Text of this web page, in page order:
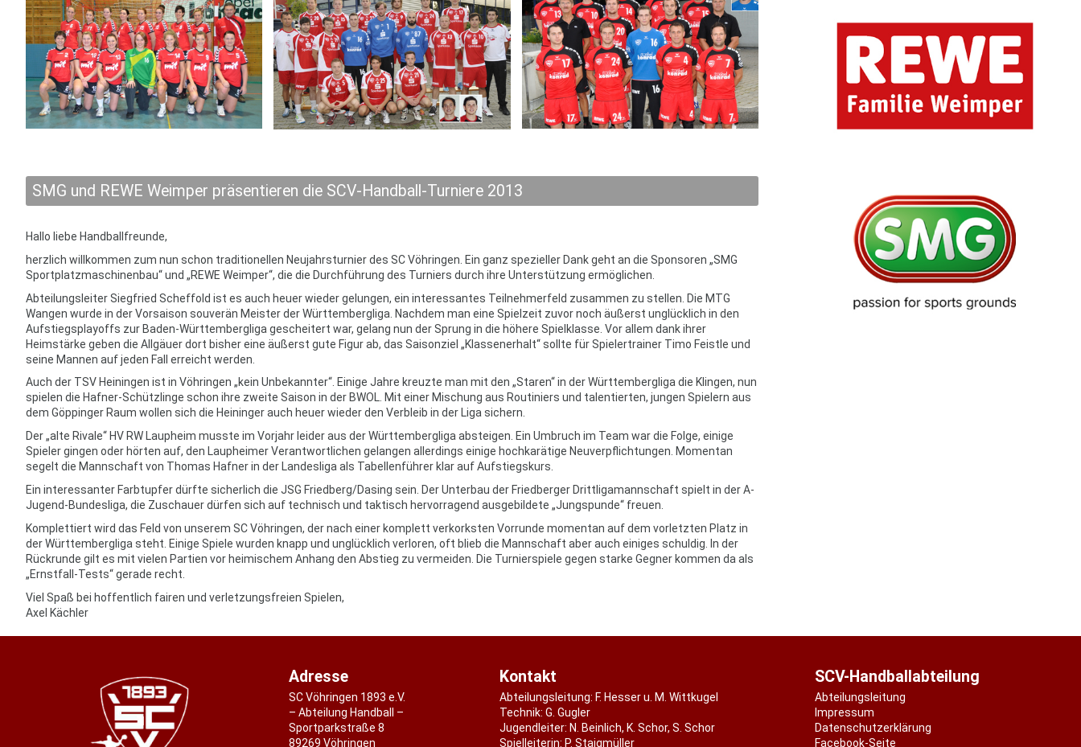
SMG und REWE Weimper präsentieren die SCV-Handball-Turniere 2013
Hallo liebe Handballfreunde,
herzlich willkommen zum nun schon traditionellen Neujahrsturnier des SC Vöhringen. Ein ganz spezieller Dank geht an die Sponsoren „SMG
Sportplatzmaschinenbau“ und „REWE Weimper“, die die Durchführung des Turniers durch ihre Unterstützung ermöglichen.
Abteilungsleiter Siegfried Scheffold ist es auch heuer wieder gelungen, ein interessantes Teilnehmerfeld zusammen zu stellen. Die MTG
Wangen wurde in der Vorsaison souverän Meister der Württembergliga. Nachdem man eine Spielzeit zuvor noch äußerst unglücklich in den
Aufstiegsplayoffs zur Baden-Württembergliga gescheitert war, gelang nun der Sprung in die höhere Spielklasse. Vor allem dank ihrer
Heimstärke geben die Allgäuer dort bisher eine äußerst gute Figur ab, das Saisonziel „Klassenerhalt“ sollte für Spielertrainer Timo Feistle und
seine Mannen auf jeden Fall erreicht werden.
Auch der TSV Heiningen ist in Vöhringen „kein Unbekannter“. Einige Jahre kreuzte man mit den „Staren“ in der Württembergliga die Klingen, nun
spielen die Hafner-Schützlinge schon ihre zweite Saison in der BWOL. Mit einer Mischung aus Routiniers und talentierten, jungen Spielern aus
dem Göppinger Raum wollen sich die Heininger auch heuer wieder den Verbleib in der Liga sichern.
Der „alte Rivale“ HV RW Laupheim musste im Vorjahr leider aus der Württembergliga absteigen. Ein Umbruch im Team war die Folge, einige
Spieler gingen oder hörten auf, den Laupheimer Verantwortlichen gelangen allerdings einige hochkarätige Neuverpflichtungen. Momentan
segelt die Mannschaft von Thomas Hafner in der Landesliga als Tabellenführer klar auf Aufstiegskurs.
Ein interessanter Farbtupfer dürfte sicherlich die JSG Friedberg/Dasing sein. Der Unterbau der Friedberger Drittligamannschaft spielt in der A-
Jugend-Bundesliga, die Zuschauer dürfen sich auf technisch und taktisch hervorragend ausgebildete „Jungspunde“ freuen.
Komplettiert wird das Feld von unserem SC Vöhringen, der nach einer komplett verkorksten Vorrunde momentan auf dem vorletzten Platz in
der Württembergliga steht. Einige Spiele wurden knapp und unglücklich verloren, oft blieb die Mannschaft aber auch einiges schuldig. In der
Rückrunde gilt es mit vielen Partien vor heimischem Anhang den Abstieg zu vermeiden. Die Turnierspiele gegen starke Gegner kommen da als
„Ernstfall-Tests“ gerade recht.
Viel Spaß bei hoffentlich fairen und verletzungsfreien Spielen,
Axel Kächler
Adresse
SC Vöhringen 1893 e.V.
– Abteilung Handball –
Sportparkstraße 8
89269 Vöhringen
Kontakt
Abteilungsleitung: F. Hesser u. M. Wittkugel
Technik: G. Gugler
Jugendleiter: N. Beinlich, K. Schor, S. Schor
Spielleiterin: P. Staigmüller
SCV-Handballabteilung
Abteilungsleitung
Impressum
Datenschutzerklärung
Facebook-Seite